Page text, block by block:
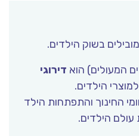
בשוק הילדים.
המעולים) הוא דירוגי
הילדים.
מתחומי החינוך והתפתחות הילד
הילדים.